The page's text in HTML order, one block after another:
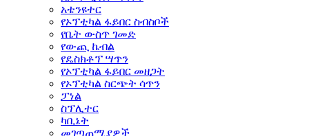
አቴንዩተር
የኦፕቲካል ፋይበር ስብስቦች
የቤት ውስጥ ገመድ
የውጪ ኬብል
የዴስክቶፕ ሣጥን
የኦፕቲካል ፋይበር መዘጋት
የኦፕቲካል ስርጭት ሳጥን
ፓነል
ስፕሊተር
ካቢኔት
መገጣጠሚያዎች